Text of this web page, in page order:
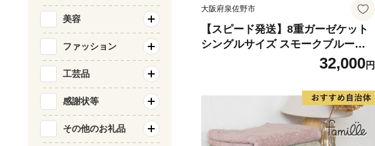
大阪府泉佐野市
【スピード発送】8重ガーゼケット
シングルサイズ スモークブルー
【ヒオリエ 日本製 寝具 日用品 ふわ
ふか シンプル オールシーズン 一人
32,000円
美容
ファッション
工芸品
感謝状等
その他のお礼品